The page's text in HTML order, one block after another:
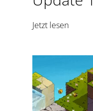
Jetzt lesen